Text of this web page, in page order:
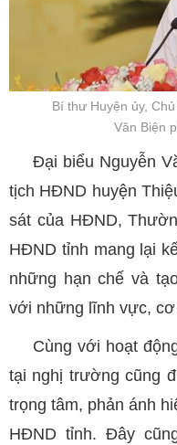
Bí thư Huyện ủy,
Văn Biện
Đại biểu Nguyễn
tịch HĐND huyện
sát của HĐND,
HĐND tỉnh mang lại
những hạn chế và
với những lĩnh vực,
Cùng với hoạt
tại nghị trường cũng
trọng tâm, phản ánh
HĐND tỉnh. Đây